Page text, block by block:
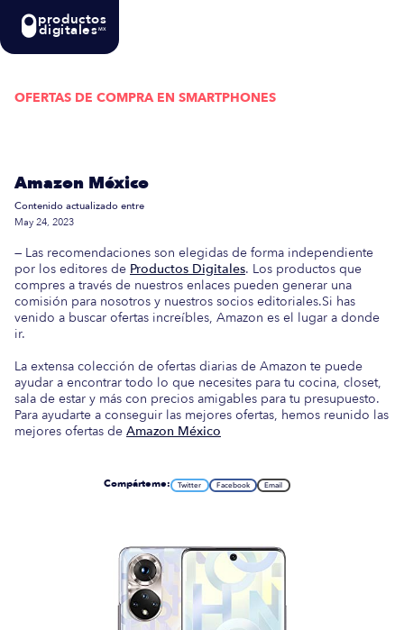
productos
digitalesMX
OFERTAS DE COMPRA EN SMARTPHONES
Amazon México
Contenido actualizado entre
May 24, 2023
— Las recomendaciones son elegidas de forma independiente
por los editores de Productos Digitales. Los productos que
compres a través de nuestros enlaces pueden generar una
comisión para nosotros y nuestros socios editoriales.Si has
venido a buscar ofertas increíbles, Amazon es el lugar a donde
ir.
La extensa colección de ofertas diarias de Amazon te puede
ayudar a encontrar todo lo que necesites para tu cocina, closet,
sala de estar y más con precios amigables para tu presupuesto.
Para ayudarte a conseguir las mejores ofertas, hemos reunido las
mejores ofertas de Amazon México
Compárteme: Twitter Facebook Email